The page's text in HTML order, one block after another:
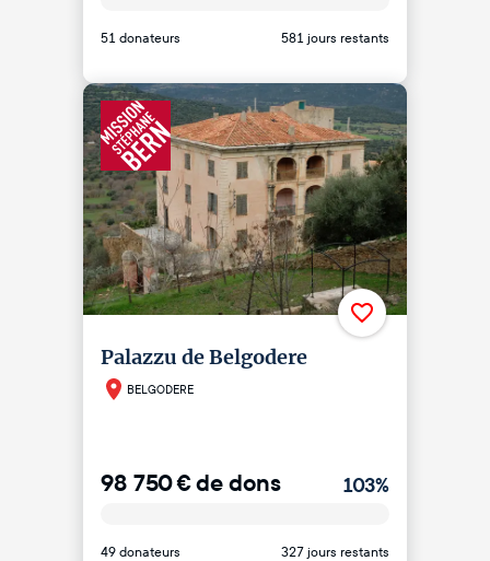
51 donateurs 581 jours restants
Palazzu de Belgodere
BELGODERE
98 750€de dons 103%
49 donateurs 327 jours restants